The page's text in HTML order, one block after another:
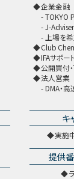
企業金融
TOKYO
J-
上場を
Club
IFAサポー
公開買付
法人営業
DMA・
キ
実施
提供